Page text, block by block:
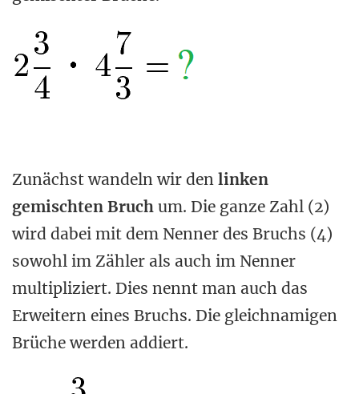
Zunächst wandeln wir den linken
gemischten Bruch um. Die ganze Zahl (2)
wird dabei mit dem Nenner des Bruchs (4)
sowohl im Zähler als auch im Nenner
multipliziert. Dies nennt man auch das
Erweitern eines Bruchs. Die gleichnamigen
Brüche werden addiert.